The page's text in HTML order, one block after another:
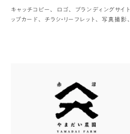
キャッチコピー ロゴ ブランディングサイト
ップカード
チラシ・リーフレット 写真撮影